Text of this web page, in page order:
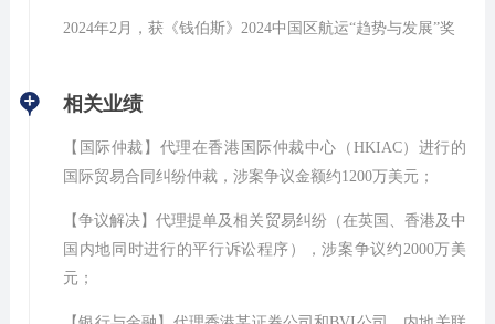
2024年2月，获《钱伯斯》2024中国区航运“趋势与发展”奖
相关业绩
【国际仲裁】代理在香港国际仲裁中心（HKIAC）进行的
国际贸易合同纠纷仲裁，涉案争议金额约1200万美元；
【争议解决】代理提单及相关贸易纠纷（在英国、香港及中
国内地同时进行的平行诉讼程序），涉案争议约2000万美
元；